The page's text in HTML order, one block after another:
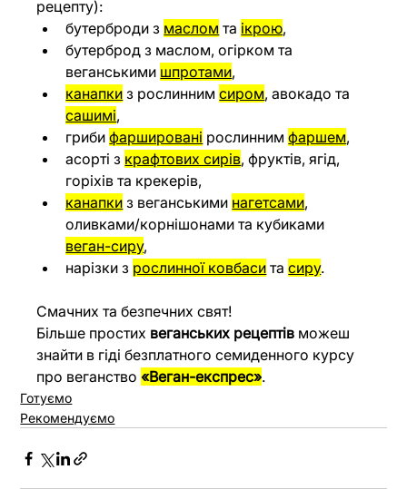
рецепту):
бутерброди з маслом та ікрою,
бутерброд з маслом, огірком та
веганськими шпротами,
канапки з рослинним сиром, авокадо та
сашимі,
гриби фаршировані рослинним фаршем,
асорті з крафтових сирів, фруктів, ягід,
горіхів та крекерів,
канапки з веганськими нагетсами,
оливками/корнішонами та кубиками
веган-сиру,
нарізки з рослинної ковбаси та сиру.
Смачних та безпечних свят!
Більше простих веганських рецептів можеш
знайти в гіді безплатного семиденного курсу
про веганство «Веган-експрес».
Готуємо
Рекомендуємо